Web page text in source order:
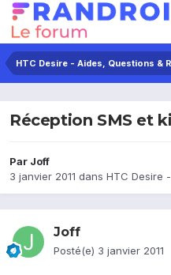
HTC Desire - Aides, Questions &
Réception SMS et
Par Joff
3 janvier 2011 dans HTC Desire
Joff
Posté(e) 3 janvier 2011